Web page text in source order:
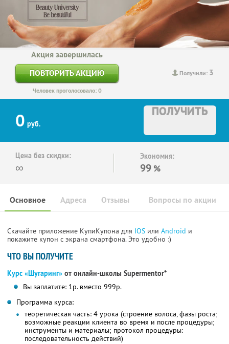
Получили: 3
Акция завершилась
ПОВТОРИТЬ АКЦИЮ
Человек проголосовало: 0
0 руб.
ПОЛУЧИТЬ
Цена без скидки:
∞
Экономия:
99 %
Основное Отзывы Вопросы по акции
Адреса
Скачайте приложение КупиКупона для IOS или Android и
покажите купон с экрана смартфона. Это удобно :)
ЧТО ВЫ ПОЛУЧИТЕ
Курс «Шугаринг» от онлайн-школы Supermentor*
Вы заплатите: 1р. вместо 999р.
Программа курса:
теоретическая часть: 4 урока (строение волоса, фазы роста;
возможные реакции клиента во время и после процедуры;
инструменты и материалы; протокол процедуры:
последовательность действий)